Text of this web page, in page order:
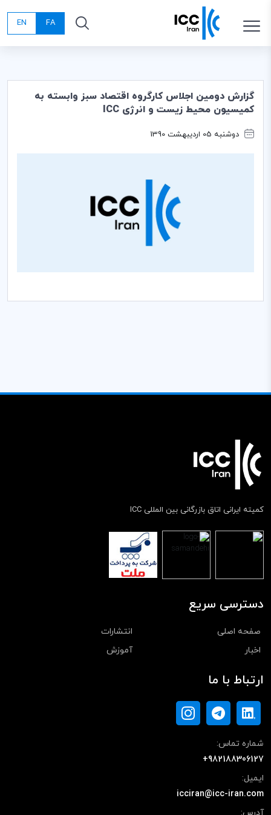
FA
EN
گزارش دومين اجلاس كارگروه اقتصاد سبز وابسته به
كميسيون محيط زيست و انرژی ICC
دوشنبه 05 اردیبهشت 1390
کمیته ایرانی اتاق بازرگانی بین المللی ICC
دسترسی سریع
صفحه اصلی
انتشارات
اخبار
آموزش
ارتباط با ما
شماره تماس:
+982188306127
ایمیل:
icciran@icc-iran.com